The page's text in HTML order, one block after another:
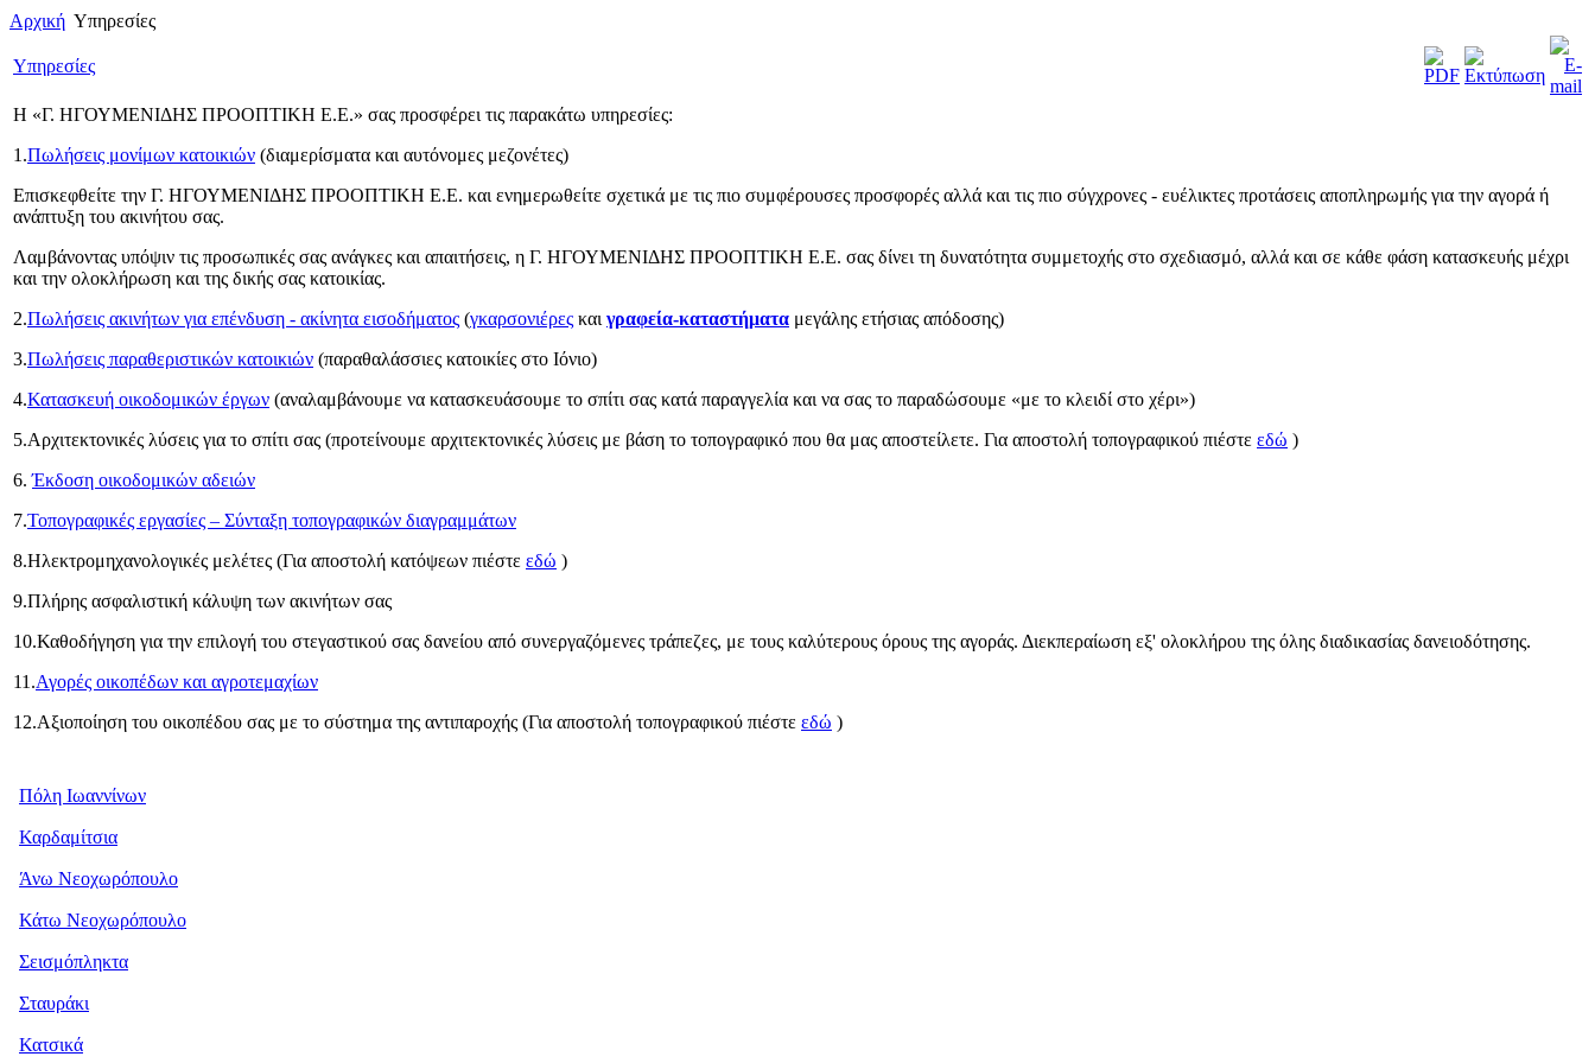
Αρχική Υπηρεσίες
Υπηρεσίες
Η «Γ. ΗΓΟΥΜΕΝΙΔΗΣ ΠΡΟΟΠΤΙΚΗ Ε.Ε.» σας προσφέρει τις παρακάτω υπηρεσίες:
1.Πωλήσεις μονίμων κατοικιών (διαμερίσματα και αυτόνομες μεζονέτες)
Επισκεφθείτε την Γ. ΗΓΟΥΜΕΝΙΔΗΣ ΠΡΟΟΠΤΙΚΗ Ε.Ε. και ενημερωθείτε σχετικά με τις πιο συμφέρουσες προσφορές αλλά και τις πιο σύγχρονες - ευέλικτες προτάσεις αποπληρωμής για την αγορά ή
ανάπτυξη του ακινήτου σας.
Λαμβάνοντας υπόψιν τις προσωπικές σας ανάγκες και απαιτήσεις, η Γ. ΗΓΟΥΜΕΝΙΔΗΣ ΠΡΟΟΠΤΙΚΗ Ε.Ε. σας δίνει τη δυνατότητα συμμετοχής στο σχεδιασμό, αλλά και σε κάθε φάση κατασκευής μέχρι
και την ολοκλήρωση και της δικής σας κατοικίας.
2.Πωλήσεις ακινήτων για επένδυση - ακίνητα εισοδήματος (γκαρσονιέρες και γραφεία-καταστήματα μεγάλης ετήσιας απόδοσης)
3.Πωλήσεις παραθεριστικών κατοικιών (παραθαλάσσιες κατοικίες στο Ιόνιο)
4.Κατασκευή οικοδομικών έργων (αναλαμβάνουμε να κατασκευάσουμε το σπίτι σας κατά παραγγελία και να σας το παραδώσουμε «με το κλειδί στο χέρι»)
5.Αρχιτεκτονικές λύσεις για το σπίτι σας (προτείνουμε αρχιτεκτονικές λύσεις με βάση το τοπογραφικό που θα μας αποστείλετε. Για αποστολή τοπογραφικού πιέστε εδώ )
6.Έκδοση οικοδομικών αδειών
7.Τοπογραφικές εργασίες – Σύνταξη τοπογραφικών διαγραμμάτων
8.Ηλεκτρομηχανολογικές μελέτες (Για αποστολή κατόψεων πιέστε εδώ )
9.Πλήρης ασφαλιστική κάλυψη των ακινήτων σας
10.Καθοδήγηση για την επιλογή του στεγαστικού σας δανείου από συνεργαζόμενες τράπεζες, με τους καλύτερους όρους της αγοράς. Διεκπεραίωση εξ' ολοκλήρου της όλης διαδικασίας δανειοδότησης.
11.Αγορές οικοπέδων και αγροτεμαχίων
12.Αξιοποίηση του οικοπέδου σας με το σύστημα της αντιπαροχής (Για αποστολή τοπογραφικού πιέστε εδώ )
Πόλη Ιωαννίνων
Καρδαμίτσια
Άνω Νεοχωρόπουλο
Κάτω Νεοχωρόπουλο
Σεισμόπληκτα
Σταυράκι
Κατσικά